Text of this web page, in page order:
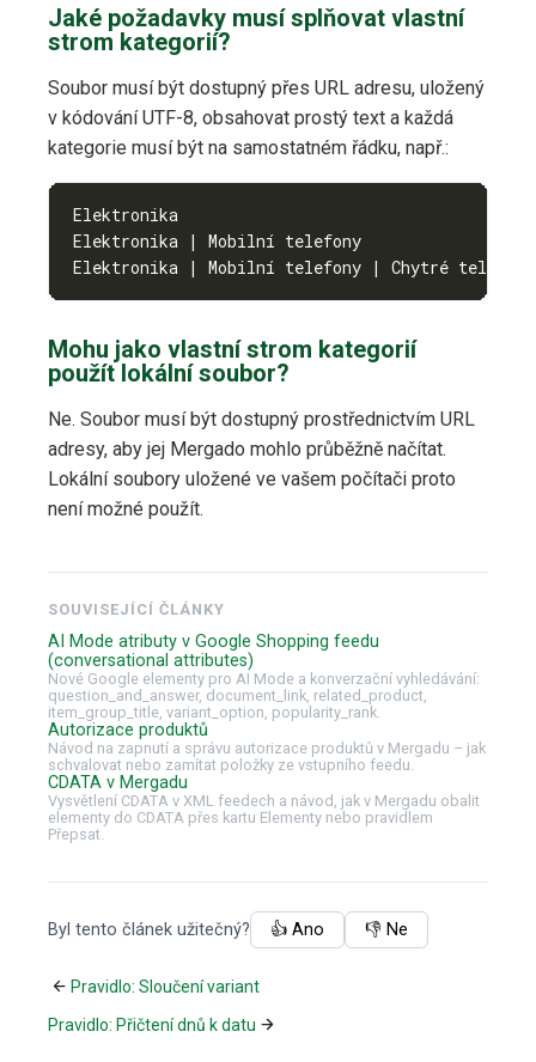
Jaké požadavky musí splňovat vlastní
strom kategorií?
Soubor musí být dostupný přes URL adresu, uložený
v kódování UTF-8, obsahovat prostý text a každá
kategorie musí být na samostatném řádku, např.:
Elektronika | Mobilní telefony | Chytré telefony
Mohu jako vlastní strom kategorií
použít lokální soubor?
Ne. Soubor musí být dostupný prostřednictvím URL
adresy, aby jej Mergado mohlo průběžně načítat.
Lokální soubory uložené ve vašem počítači proto
není možné použít.
SOUVISEJÍCÍ ČLÁNKY
AI Mode atributy v Google Shopping feedu
(conversational attributes)
Nové Google elementy pro AI Mode a konverzační vyhledávání:
question_and_answer, document_link, related_product,
item_group_title, variant_option, popularity_rank.
Autorizace produktů
Návod na zapnutí a správu autorizace produktů v Mergadu – jak
schvalovat nebo zamítat položky ze vstupního feedu.
CDATA v Mergadu
Vysvětlení CDATA v XML feedech a návod, jak v Mergadu obalit
elementy do CDATA přes kartu Elementy nebo pravidlem
Přepsat.
Byl tento článek užitečný? 👍 Ano 👎 Ne
Pravidlo: Sloučení variant
Pravidlo: Přičtení dnů k datu